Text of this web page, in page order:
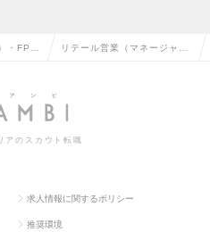
・FP リテール営業（マネージャー
証券の求人情報
アのスカウト転職
求人情報に関するポリシー
推奨環境